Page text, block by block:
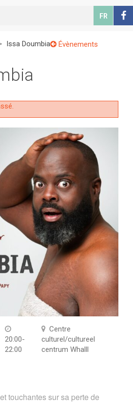
FR
Issa Doumbia Évènements
20:00-
22:00
Centre
culturel/cultureel
centrum Whalll
touchantes sur sa perte de